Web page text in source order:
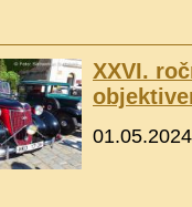
XXVI.